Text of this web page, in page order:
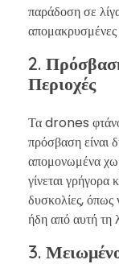
παράδοση σε
απομακρυσμένες
2.
Περιοχές
Τα drones
πρόσβαση είναι
απομονωμένα
γίνεται
δυσκολίες, όπως
ήδη από αυτή τη
3.